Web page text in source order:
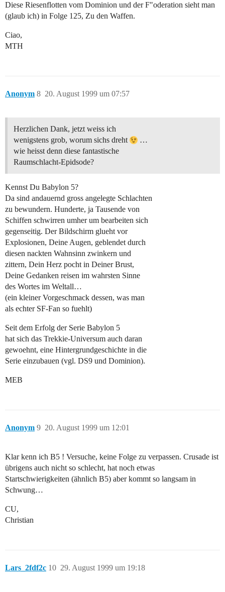
Diese Riesenflotten vom Dominion und der F"oderation sieht man
(glaub ich) in Folge 125, Zu den Waffen.
Ciao,
MTH
Anonym 20. August 1999 um 07:57
8
Herzlichen Dank, jetzt weiss ich
wenigstens grob, worum sichs dreht
…
wie heisst denn diese fantastische
Raumschlacht-Epidsode?
Kennst Du Babylon 5?
Da sind andauernd gross angelegte Schlachten
zu bewundern. Hunderte, ja Tausende von
Schiffen schwirren umher um bearbeiten sich
gegenseitig. Der Bildschirm glueht vor
Explosionen, Deine Augen, geblendet durch
diesen nackten Wahnsinn zwinkern und
zittern, Dein Herz pocht in Deiner Brust,
Deine Gedanken reisen im wahrsten Sinne
des Wortes im Weltall…
(ein kleiner Vorgeschmack dessen, was man
als echter SF-Fan so fuehlt)
Seit dem Erfolg der Serie Babylon 5
hat sich das Trekkie-Universum auch daran
gewoehnt, eine Hintergrundgeschichte in die
Serie einzubauen (vgl. DS9 und Dominion).
MEB
Anonym 20. August 1999 um 12:01
9
Klar kenn ich B5 ! Versuche, keine Folge zu verpassen. Crusade ist
übrigens auch nicht so schlecht, hat noch etwas
Startschwierigkeiten (ähnlich B5) aber kommt so langsam in
Schwung…
CU,
Christian
Lars_2fdf2c 29. August 1999 um 19:18
10